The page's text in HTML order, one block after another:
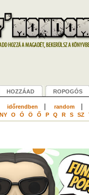
HOZZÁAD ROPOGÓS
időrendben | random|
NY O Ó Ö Ő P Q R S SZ